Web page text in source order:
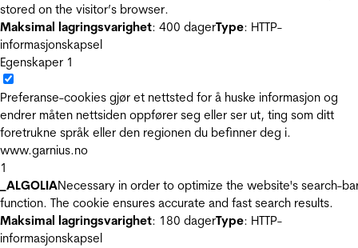
stored on the visitor’s browser.
Maksimal lagringsvarighet: 400 dagerType: HTTP-
informasjonskapsel
Egenskaper 1
Preferanse-cookies gjør et nettsted for å huske informasjon og
endrer måten nettsiden oppfører seg eller ser ut, ting som ditt
foretrukne språk eller den regionen du befinner deg i.
www.garnius.no
1
_ALGOLIANecessary in order to optimize the website's search-
function. The cookie ensures accurate and fast search results.
Maksimal lagringsvarighet: 180 dagerType: HTTP-
informasjonskapsel